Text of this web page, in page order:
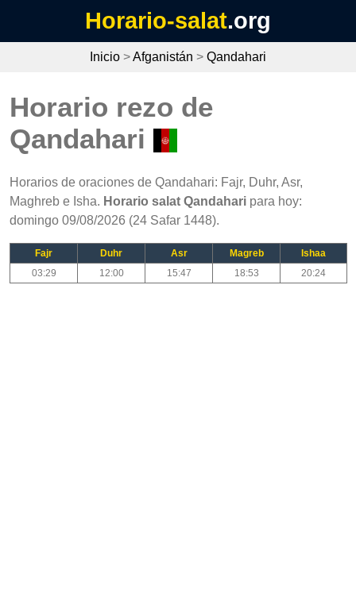
Horario-salat.org
Inicio >Afganistán > Qandahari
Horario rezo de
Qandahari
Horarios de oraciones de Qandahari: Fajr, Duhr, Asr,
Maghreb e Isha. Horario salat Qandahari para hoy:
domingo 09/08/2026 (24 Safar 1448).
Fajr Duhr Asr Magreb
Ishaa
03:29
12:00 15:47 18:53 20:24